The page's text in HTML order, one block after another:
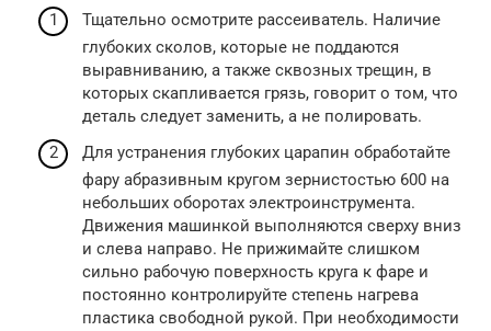
Тщательно осмотрите рассеиватель. Наличие
глубоких сколов, которые не поддаются
выравниванию, а также сквозных трещин, в
которых скапливается грязь, говорит о том, что
деталь следует заменить, а не полировать.
Для устранения глубоких царапин обработайте
фару абразивным кругом зернистостью 600 на
небольших оборотах электроинструмента.
Движения машинкой выполняются сверху вниз
и слева направо. Не прижимайте слишком
сильно рабочую поверхность круга к фаре и
постоянно контролируйте степень нагрева
пластика свободной рукой. При необходимости